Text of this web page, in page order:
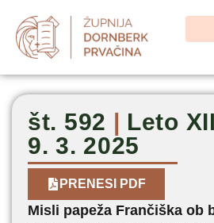
št. 592 Leto XII
9. 3. 2025
PRENESI PDF
Misli papeža Frančiška ob